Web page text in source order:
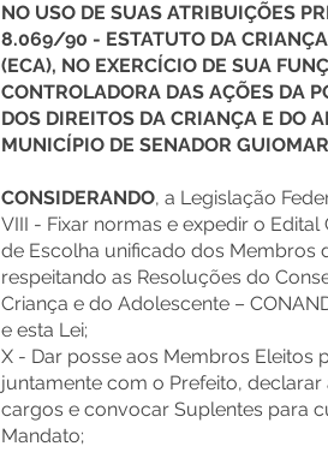
NO USO DE SUAS ATRIBUIÇÕES
8.069/90 - ESTATUTO DA CRIANÇA
(ECA), NO EXERCÍCIO DE SUA
CONTROLADORA DAS AÇÕES DA
DOS DIREITOS DA CRIANÇA E DO
MUNICÍPIO DE SENADOR
CONSIDERANDO, a Legislação
VIII - Fixar normas e expedir o
de Escolha unificado dos Membros
respeitando as Resoluções do
Criança e do Adolescente –
e esta Lei;
X - Dar posse aos Membros Eleitos
juntamente com o Prefeito,
cargos e convocar Suplentes para
Mandato;